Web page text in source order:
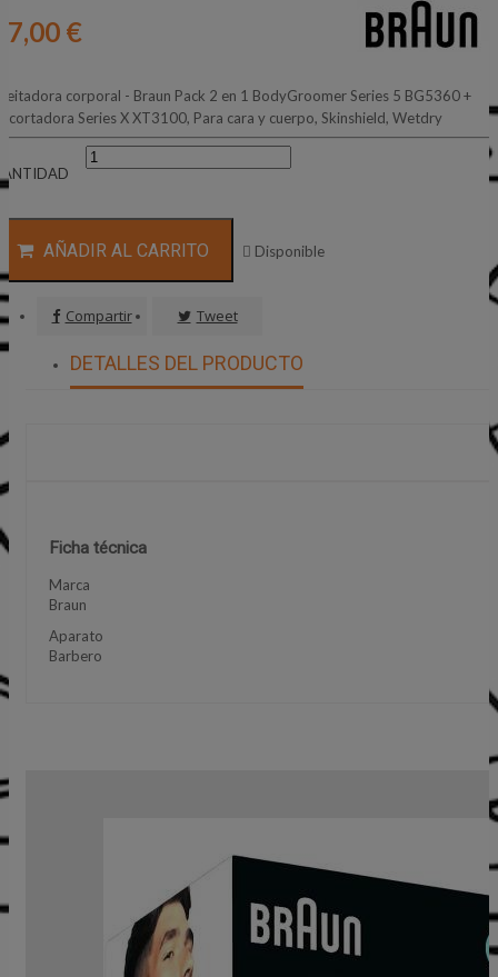
€
corporal - Braun Pack 2 en 1 BodyGroomer Series 5 BG5360 +
Series X XT3100, Para cara y cuerpo, Skinshield, Wetdry
AÑADIR AL CARRITO  Disponible
Compartir Tweet
DETALLES DEL PRODUCTO
Ficha técnica
Marca
Braun
Aparato
Barbero